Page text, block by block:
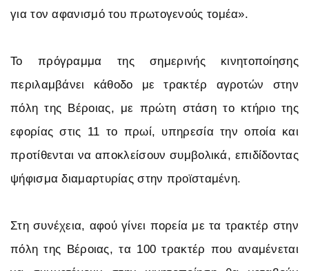
για τον αφανισμό του πρωτογενούς τομέα».
Το πρόγραμμα της σημερινής κινητοποίησης
περιλαμβάνει κάθοδο με τρακτέρ αγροτών στην
πόλη της Βέροιας, με πρώτη στάση το κτήριο της
εφορίας στις 11 το πρωί, υπηρεσία την οποία και
προτίθενται να αποκλείσουν συμβολικά, επιδίδοντας
ψήφισμα διαμαρτυρίας στην προϊσταμένη.
Στη συνέχεια, αφού γίνει πορεία με τα τρακτέρ στην
πόλη της Βέροιας, τα 100 τρακτέρ που αναμένεται